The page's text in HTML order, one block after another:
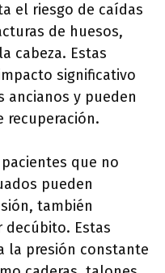
el riesgo de caídas
de huesos,
cabeza. Estas
significativo
ancianos y pueden
recuperación.
que no
pueden
también
Estas
la presión constante